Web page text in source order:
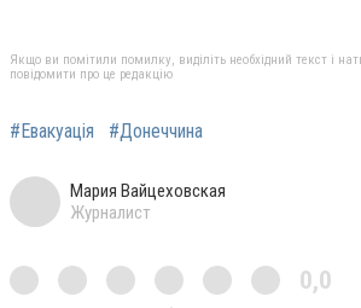
Якщо ви помітили помилку, виділіть необхідний текст і
повідомити про це редакцію
#Евакуація #Донеччина
Мария Вайцеховская
Журналист
0,0